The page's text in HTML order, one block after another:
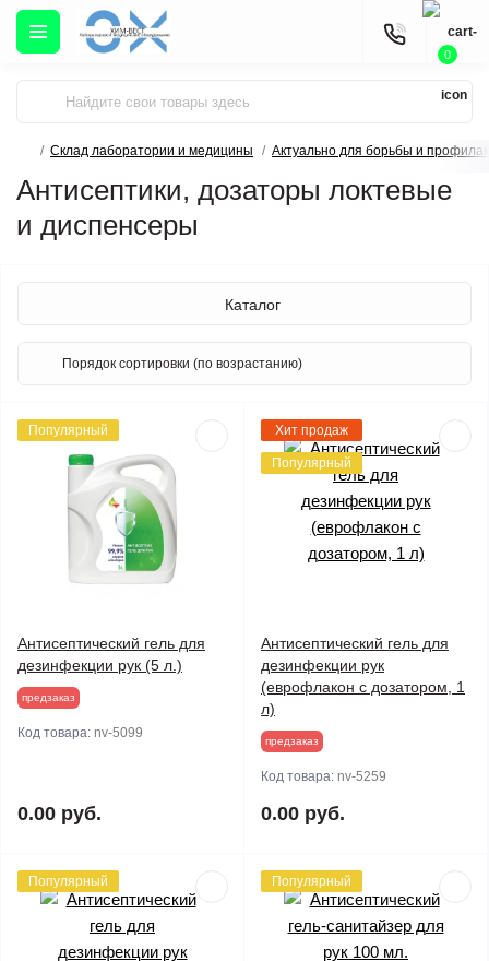
0
Склад лаборатории и медицины Актуально для борьбы и
Антисептики, дозаторы локтевые
и диспенсеры
Каталог
Популярный
Антисептический гель для
дезинфекции рук (5 л.)
предзаказ
Код товара: nv-5099
0.00 руб.
Хит продаж
Популярный
Антисептический гель для
дезинфекции рук
(еврофлакон с дозатором, 1
л)
предзаказ
Код товара: nv-5259
0.00 руб.
Популярный Популярный